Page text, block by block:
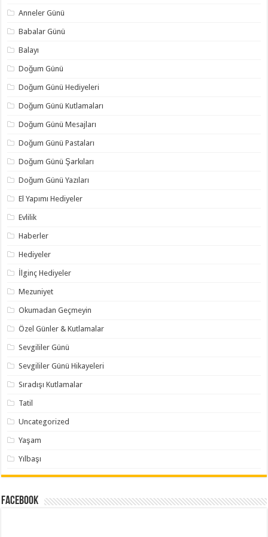
Anneler Günü
Babalar Günü
Balayı
Doğum Günü
Doğum Günü Hediyeleri
Doğum Günü Kutlamaları
Doğum Günü Mesajları
Doğum Günü Pastaları
Doğum Günü Şarkıları
Doğum Günü Yazıları
El Yapımı Hediyeler
Evlilik
Haberler
Hediyeler
İlginç Hediyeler
Mezuniyet
Okumadan Geçmeyin
Özel Günler & Kutlamalar
Sevgililer Günü
Sevgililer Günü Hikayeleri
Sıradışı Kutlamalar
Tatil
Uncategorized
Yaşam
Yılbaşı
Facebook